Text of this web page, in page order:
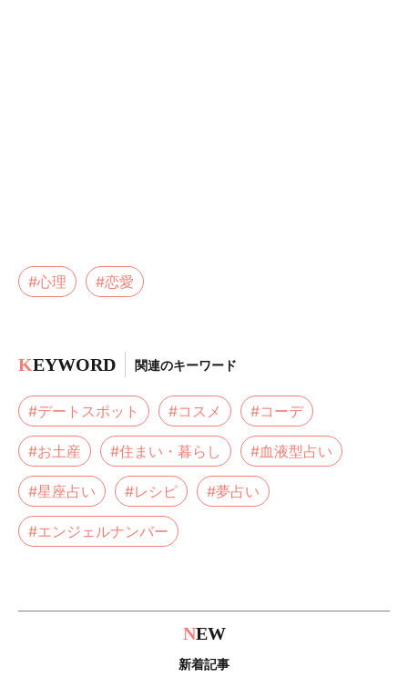
#心理 #恋愛
KEYWORD 関連のキーワード
#デートスポット #コスメ #コーデ
#お土産 #住まい・暮らし #血液型占い
#星座占い #レシピ #夢占い
#エンジェルナンバー
NEW
新着記事